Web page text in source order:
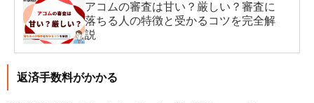
アコムの審査は甘い？厳しい？審査に
落ちる人の特徴と受かるコツを完全解
説
返済手数料がかかる